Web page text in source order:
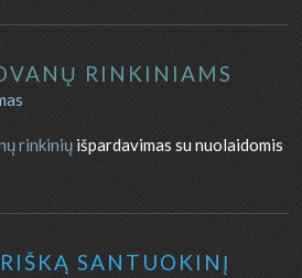
RINKINIAMS
rinkinių išpardavimas su nuolaidomis
SANTUOKINĮ